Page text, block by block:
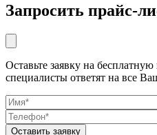
Запросить прайс-
Оставьте заявку на
специалисты ответят на все